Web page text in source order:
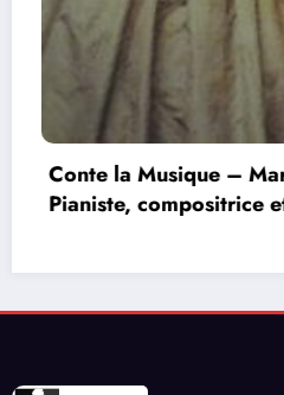
Conte la Musique –
Pianiste, compositrice